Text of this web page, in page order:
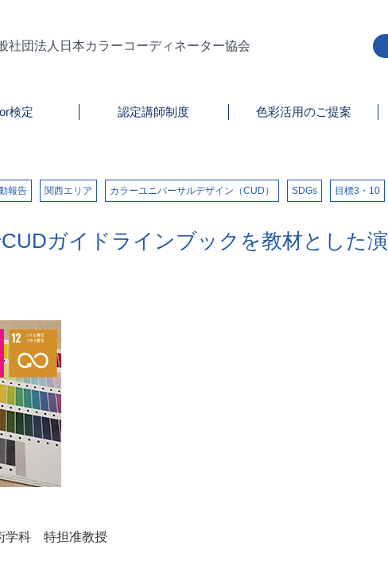
社団法人日本カラーコーディネーター協会
検定 認定講師制度 色彩活用のご提案
報告 関西エリア カラーユニバーサルデザイン（CUD） SDGs 目標3・10
ガイドラインブックを教材とした演
学科 特担准教授